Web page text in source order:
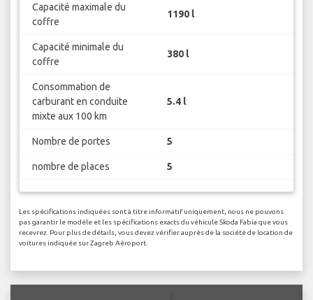
Capacité maximale du
coffre
1190 l
Capacité minimale du
coffre
380 l
Consommation de
carburant en conduite
mixte aux 100 km
5.4 l
Nombre de portes 5
nombre de places 5
Les spécifications indiquées sont à titre informatif uniquement, nous ne pouvons
pas garantir le modèle et les spécifications exacts du véhicule Skoda Fabia que vous
recevrez. Pour plus de détails, vous devez vérifier auprès de la société de location de
voitures indiquée sur Zagreb Aéroport.